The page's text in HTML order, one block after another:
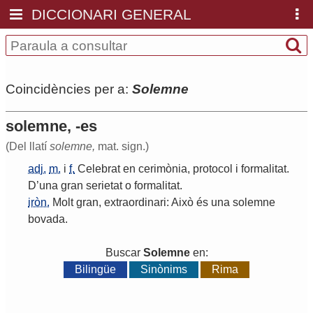
DICCIONARI GENERAL
Coincidències per a: Solemne
solemne, -es
(Del llatí solemne, mat. sign.)
adj. m. i f. Celebrat en cerimònia, protocol i formalitat.
D’una gran serietat o formalitat.
iròn. Molt gran, extraordinari: Això és una solemne
bovada.
Buscar Solemneen:
Bilingüe
Sinònims Rima